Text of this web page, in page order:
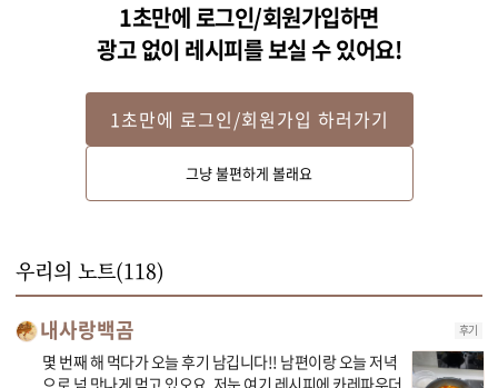
국물 재료를 센 불에 올려 끓어오르면 떡볶이떡을 넣고 3~4분간 끓여줍니다.
1초만에 로그인/회원가입하면
광고 없이 레시피를 보실 수 있어요!
1초만에 로그인/회원가입 하러가기
그냥 불편하게 볼래요
우리의 노트(118)
내사랑백곰 후기
몇 번째 해 먹다가 오늘 후기 남깁니다!! 남편이랑 오늘 저녁
으로 넘 맛나게 먹고 있오요. 저눈 여기 레시피에 카레파우더